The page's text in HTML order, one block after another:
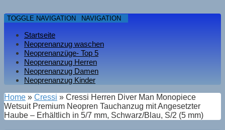
TOGGLE NAVIGATION NAVIGATION
Startseite
Neoprenanzug waschen
Neoprenanzüge- Top 5
Neoprenanzug Herren
Neoprenanzug Damen
Neoprenanzug Kinder
Home » Cressi » Cressi Herren Diver Man Monopiece
Wetsuit Premium Neopren Tauchanzug mit Angesetzter
Haube – Erhältlich in 5/7 mm, Schwarz/Blau, S/2 (5 mm)